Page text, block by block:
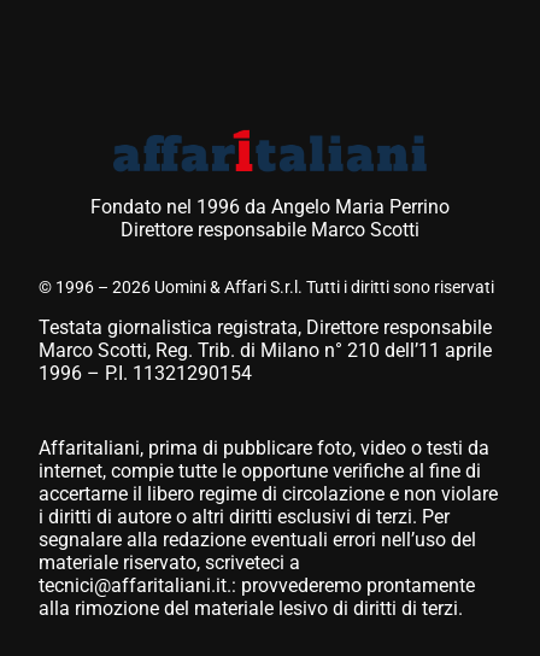
Fondato nel 1996 da Angelo Maria Perrino
Direttore responsabile Marco Scotti
© 1996 – 2026 Uomini & Affari S.r.l. Tutti i diritti sono riservati
Testata giornalistica registrata, Direttore responsabile
Marco Scotti, Reg. Trib. di Milano n° 210 dell’11 aprile
1996 – P.I. 11321290154
Affaritaliani, prima di pubblicare foto, video o testi da
internet, compie tutte le opportune verifiche al fine di
accertarne il libero regime di circolazione e non violare
i diritti di autore o altri diritti esclusivi di terzi. Per
segnalare alla redazione eventuali errori nell’uso del
materiale riservato, scriveteci a
tecnici@affaritaliani.it.: provvederemo prontamente
alla rimozione del materiale lesivo di diritti di terzi.